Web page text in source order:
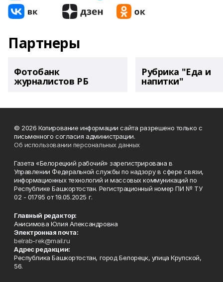
Партнеры
Фотобанк
журналистов РБ
Рубрика "Еда и
напитки"
© 2026 Копирование информации сайта разрешено только с
письменного согласия администрации.
Об использовании персональных данных
Газета «Белорецкий рабочий» зарегистрирована в
Управлении Федеральной службы по надзору в сфере связи,
информационных технологий и массовых коммуникаций по
Республике Башкортостан. Регистрационный номер ПИ № ТУ
02 - 01795 от 19.05.2025 г.
Главный редактор:
Анисимова Юлия Александровна
Электронная почта:
belrab-rek@mail.ru
Адрес редакции:
Республика Башкортостан, город Белорецк, улица Крупской,
56.